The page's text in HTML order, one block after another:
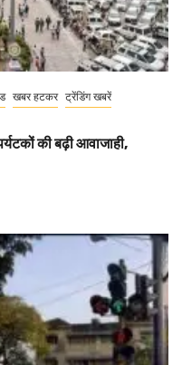
खबर हटकर ट्रेंडिंग खबरें
की बढ़ी आवाजाही,